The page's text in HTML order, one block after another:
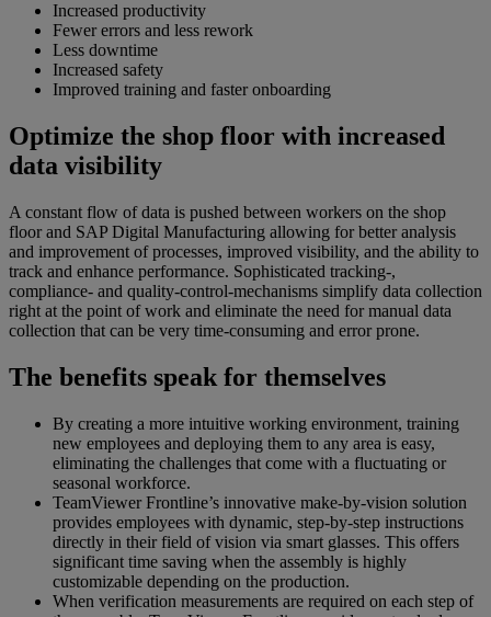
Increased productivity
Fewer errors and less rework
Less downtime
Increased safety
Improved training and faster onboarding
Optimize the shop floor with increased
data visibility
A constant flow of data is pushed between workers on the shop
floor and SAP Digital Manufacturing allowing for better analysis
and improvement of processes, improved visibility, and the ability to
track and enhance performance. Sophisticated tracking-,
compliance- and quality-control-mechanisms simplify data collection
right at the point of work and eliminate the need for manual data
collection that can be very time-consuming and error prone.
The benefits speak for themselves
By creating a more intuitive working environment, training
new employees and deploying them to any area is easy,
eliminating the challenges that come with a fluctuating or
seasonal workforce.
TeamViewer Frontline’s innovative make-by-vision solution
provides employees with dynamic, step-by-step instructions
directly in their field of vision via smart glasses. This offers
significant time saving when the assembly is highly
customizable depending on the production.
When verification measurements are required on each step of